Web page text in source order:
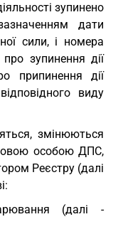
зупинено
дати
сили, і номера
зупинення дії
припинення дії
виду
змінюються
особою ДПС,
Реєстру (далі
(далі -